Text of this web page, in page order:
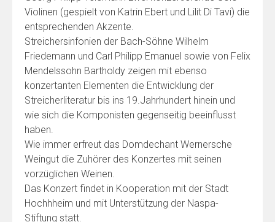
Violinen (gespielt von Katrin Ebert und Lilit Di Tavi) die
entsprechenden Akzente.
Streichersinfonien der Bach-Söhne Wilhelm
Friedemann und Carl Philipp Emanuel sowie von Felix
Mendelssohn Bartholdy zeigen mit ebenso
konzertanten Elementen die Entwicklung der
Streicherliteratur bis ins 19.Jahrhundert hinein und
wie sich die Komponisten gegenseitig beeinflusst
haben.
Wie immer erfreut das Domdechant Wernersche
Weingut die Zuhörer des Konzertes mit seinen
vorzüglichen Weinen.
Das Konzert findet in Kooperation mit der Stadt
Hochhheim und mit Unterstützung der Naspa-
Stiftung statt.